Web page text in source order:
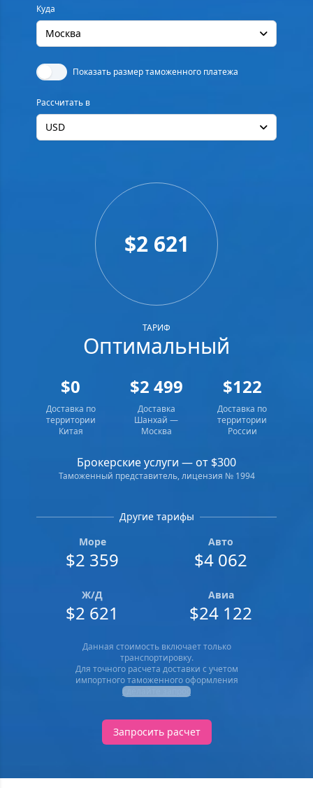
Куда
Москва
Показать размер таможенного платежа
Рассчитать в
USD
$2 621
ТАРИФ
Оптимальный
$0
Доставка по
территории
Китая
$2 499
Доставка
Шанхай —
Москва
$122
Доставка по
территории
России
Брокерские услуги — от $300
Таможенный представитель, лицензия № 1994
Другие тарифы
Море
$2 359
Авто
$4 062
Ж/Д
$2 621
Авиа
$24 122
Данная стоимость включает только
транспортировку.
Для точного расчета доставки с учетом
импортного таможенного оформления
сделайте запрос
Запросить расчет